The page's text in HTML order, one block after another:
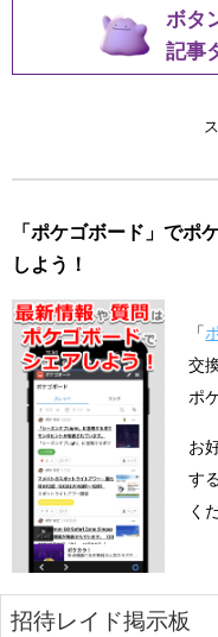
ボタ
記事
「ポケゴボード」でポ
しよう！
「
交
ポ
お
す
く
招待レイド掲示板